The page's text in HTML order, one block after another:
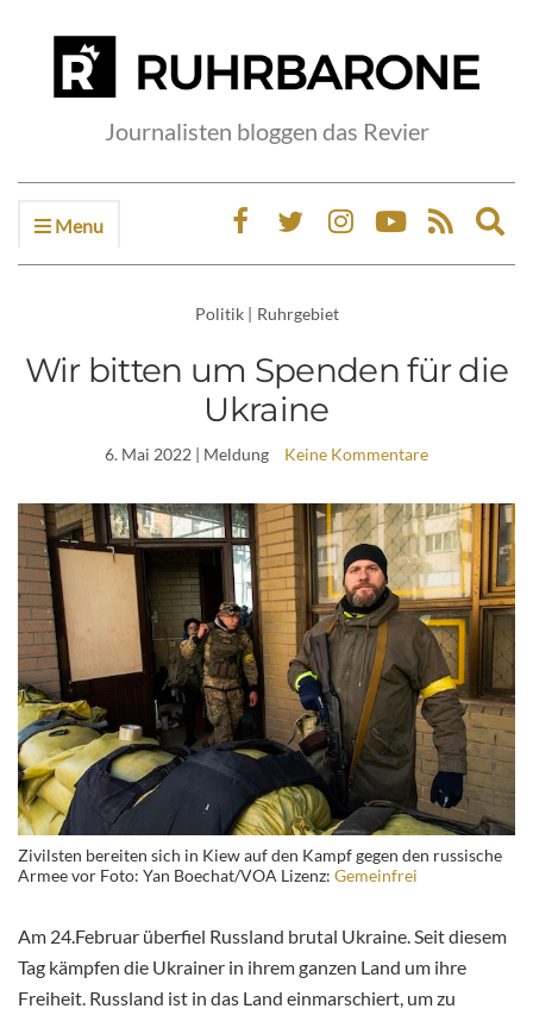
Journalisten bloggen das Revier
Menu
Politik | Ruhrgebiet
Wir bitten um Spenden für die
Ukraine
6. Mai 2022 | Meldung Keine Kommentare
Zivilsten bereiten sich in Kiew auf den Kampf gegen den russische
Armee vor Foto: Yan Boechat/VOA Lizenz: Gemeinfrei
Am 24.Februar überfiel Russland brutal Ukraine. Seit diesem
Tag kämpfen die Ukrainer in ihrem ganzen Land um ihre
Freiheit. Russland ist in das Land einmarschiert, um zu